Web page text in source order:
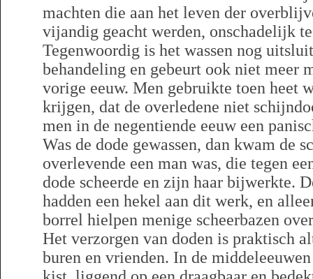
machten die aan het leven der
vijandig geacht werden, onschadelijk
Tegenwoordig is het wassen nog
behandeling en gebeurt ook niet meer
vorige eeuw. Men gebruikte toen heet
krijgen, dat de overledene niet
men in de negentiende eeuw een
Was de dode gewassen, dan kwam de
overlevende een man was, die tegen
dode scheerde en zijn haar bijwerkte.
hadden een hekel aan dit werk, en
borrel hielpen menige scheerbazen
Het verzorgen van doden is praktisch
buren en vrienden. In de